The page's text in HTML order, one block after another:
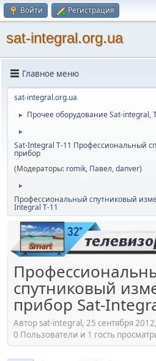
Войти Регистрация
sat-integral.org.ua
Главное меню
sat-integral.org.ua
► Прочее оборудование Sat-integral,
►
Sat-Integral T-11 Профессиональный
прибор
(Модераторы: romik, Павел,danver)
►
Профессиональный спутниковый
Integral T-11
спутниковый
прибор Sat-
Автор sat-integral, 25 сентября
0 Пользователи и 1 гость